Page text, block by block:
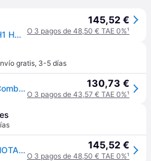
FR-TEC RAPTOR MACH1 HOTAS Combo Flight Stick
145,52 €
O 3 pagos de 48,50 € TAE 0%¹
gratis, 3-5 días
FR-TEC RAPTOR MACH1 Combo de Palanca de Vuelo HOTAS 130,73 €
O 3 pagos de 43,57 € TAE 0%¹
FR-TEC RAPTOR MACH1 HOTAS Combo Flight Stick 145,52 €
O 3 pagos de 48,50 € TAE 0%¹